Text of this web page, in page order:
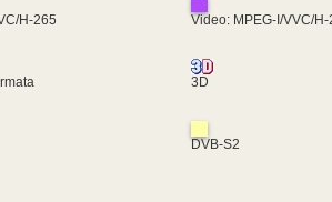
H-265 Video: MPEG-I/VVC/H-
3D
DVB-S2